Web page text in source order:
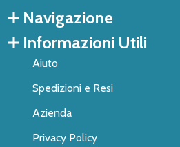
Navigazione
Informazioni Utili
Aiuto
Spedizioni e Resi
Azienda
Privacy Policy